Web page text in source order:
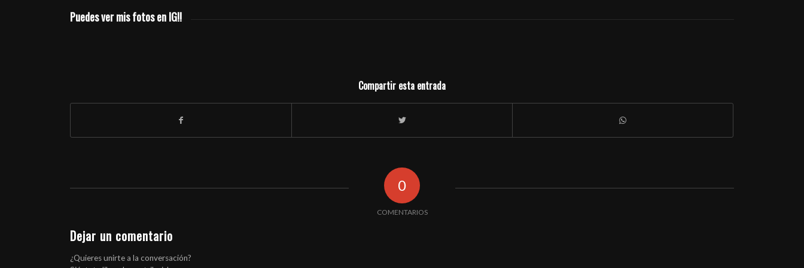
COMENTARIOS
Dejar un comentario
Siéntete libre de contribuir!